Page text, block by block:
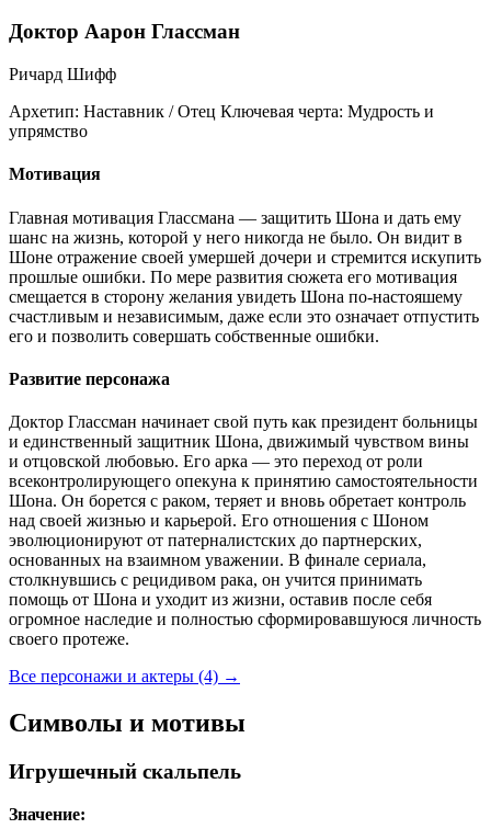
Доктор Аарон Глассман
Ричард Шифф
Архетип: Наставник / Отец Ключевая черта: Мудрость и
упрямство
Мотивация
Главная мотивация Глассмана — защитить Шона и дать ему
шанс на жизнь, которой у него никогда не было. Он видит в
Шоне отражение своей умершей дочери и стремится искупить
прошлые ошибки. По мере развития сюжета его мотивация
смещается в сторону желания увидеть Шона по-настояшему
счастливым и независимым, даже если это означает отпустить
его и позволить совершать собственные ошибки.
Развитие персонажа
Доктор Глассман начинает свой путь как президент больницы
и единственный защитник Шона, движимый чувством вины
и отцовской любовью. Его арка — это переход от роли
всеконтролирующего опекуна к принятию самостоятельности
Шона. Он борется с раком, теряет и вновь обретает контроль
над своей жизнью и карьерой. Его отношения с Шоном
эволюционируют от патерналистских до партнерских,
основанных на взаимном уважении. В финале сериала,
столкнувшись с рецидивом рака, он учится принимать
помощь от Шона и уходит из жизни, оставив после себя
огромное наследие и полностью сформировавшуюся личность
своего протеже.
Все персонажи и актеры (4) →
Символы и мотивы
Игрушечный скальпель
Значение: